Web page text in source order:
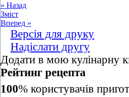
« Назад
Зміст
Вперед »
Версія для друку
Надіслати другу
Додати в мою кулінарну
Рейтинг рецепта
100% користувачів